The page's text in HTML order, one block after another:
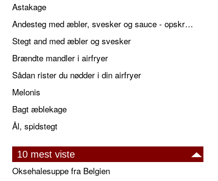
Astakage
Andesteg med æbler, svesker og sauce - opskrift også til jul
Stegt and med æbler og svesker
Brændte mandler i airfryer
Sådan rister du nødder i din airfryer
Melonis
Bagt æblekage
Ål, spidstegt
10 mest viste
Oksehalesuppe fra Belgien